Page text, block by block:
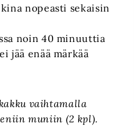
nopeasti sekaisin
noin 40 minuuttia
jää enää märkää
vaihtamalla
muniin (2 kpl).